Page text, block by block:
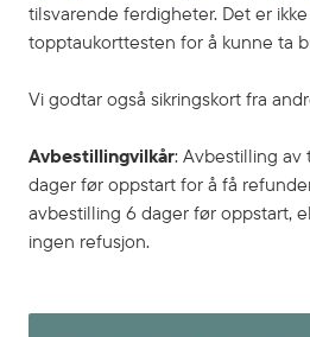
tilsvarende ferdigheter. Det er
topptaukorttesten for å kunne ta
Vi godtar også sikringskort fra
Avbestillingvilkår: Avbestilling av
dager før oppstart for å få
avbestilling 6 dager før oppstart,
ingen refusjon.